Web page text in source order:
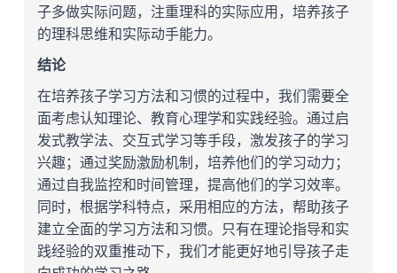
子多做实际问题，注重理科的实际应用，培养孩子
的理科思维和实际动手能力。
结论
在培养孩子学习方法和习惯的过程中，我们需要全
面考虑认知理论、教育心理学和实践经验。通过启
发式教学法、交互式学习等手段，激发孩子的学习
兴趣；通过奖励激励机制，培养他们的学习动力；
通过自我监控和时间管理，提高他们的学习效率。
同时，根据学科特点，采用相应的方法，帮助孩子
建立全面的学习方法和习惯。只有在理论指导和实
践经验的双重推动下，我们才能更好地引导孩子走